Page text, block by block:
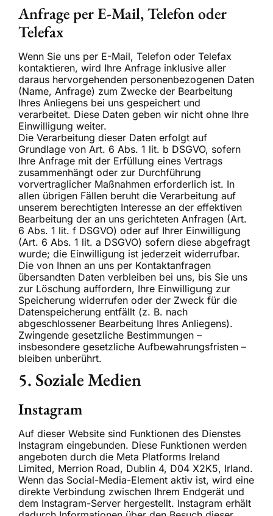
Anfrage per E-Mail, Telefon oder
Telefax
Wenn Sie uns per E-Mail, Telefon oder Telefax
kontaktieren, wird Ihre Anfrage inklusive aller
daraus hervorgehenden personenbezogenen Daten
(Name, Anfrage) zum Zwecke der Bearbeitung
Ihres Anliegens bei uns gespeichert und
verarbeitet. Diese Daten geben wir nicht ohne Ihre
Einwilligung weiter.
Die Verarbeitung dieser Daten erfolgt auf
Grundlage von Art. 6 Abs. 1 lit. b DSGVO, sofern
Ihre Anfrage mit der Erfüllung eines Vertrags
zusammenhängt oder zur Durchführung
vorvertraglicher Maßnahmen erforderlich ist. In
allen übrigen Fällen beruht die Verarbeitung auf
unserem berechtigten Interesse an der effektiven
Bearbeitung der an uns gerichteten Anfragen (Art.
6 Abs. 1 lit. f DSGVO) oder auf Ihrer Einwilligung
(Art. 6 Abs. 1 lit. a DSGVO) sofern diese abgefragt
wurde; die Einwilligung ist jederzeit widerrufbar.
Die von Ihnen an uns per Kontaktanfragen
übersandten Daten verbleiben bei uns, bis Sie uns
zur Löschung auffordern, Ihre Einwilligung zur
Speicherung widerrufen oder der Zweck für die
Datenspeicherung entfällt (z. B. nach
abgeschlossener Bearbeitung Ihres Anliegens).
Zwingende gesetzliche Bestimmungen –
insbesondere gesetzliche Aufbewahrungsfristen –
bleiben unberührt.
5. Soziale Medien
Instagram
Auf dieser Website sind Funktionen des Dienstes
Instagram eingebunden. Diese Funktionen werden
angeboten durch die Meta Platforms Ireland
Limited, Merrion Road, Dublin 4, D04 X2K5, Irland.
Wenn das Social-Media-Element aktiv ist, wird eine
direkte Verbindung zwischen Ihrem Endgerät und
dem Instagram-Server hergestellt. Instagram erhält